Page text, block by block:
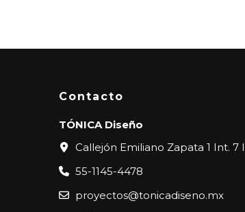
Contacto
TÓNICA Diseño
Callejón Emiliano Zapata 1 Int.
55-1145-4478
proyectos@tonicadiseno.mx